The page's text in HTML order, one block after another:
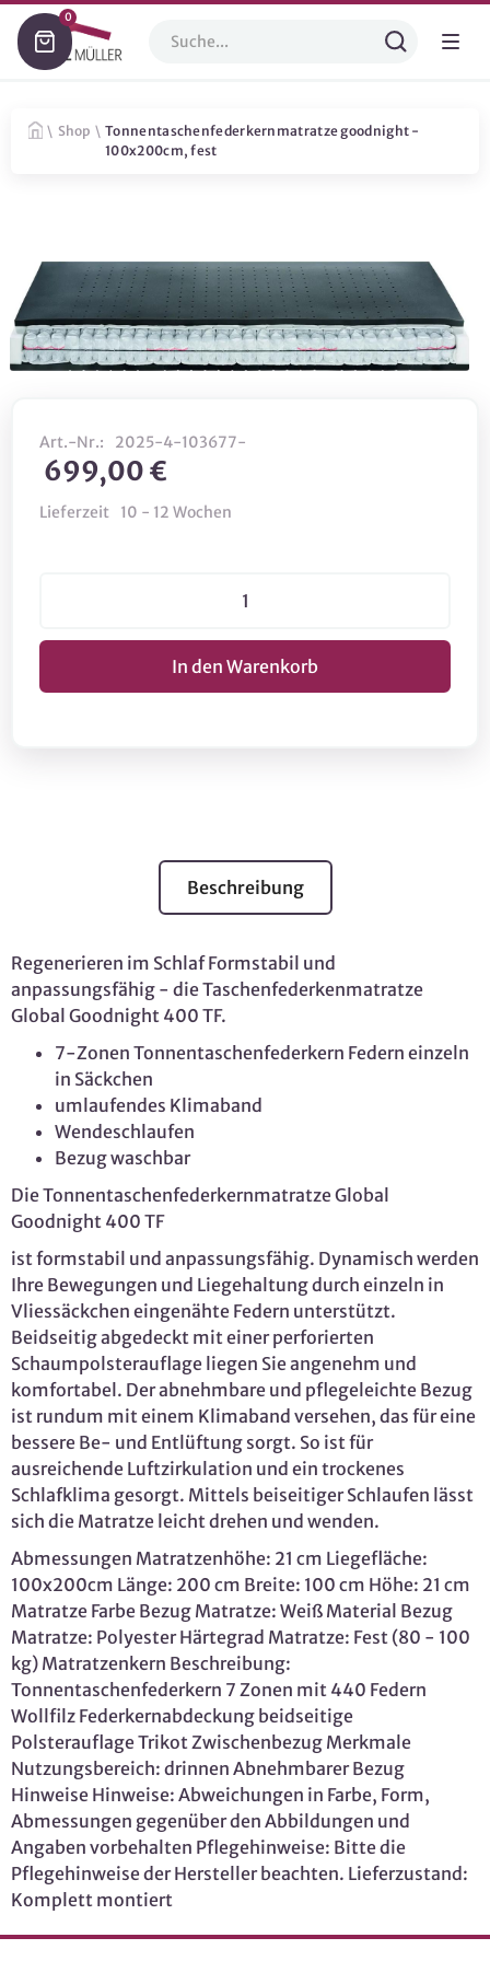
0
\ Shop \ Tonnentaschenfederkernmatratze goodnight -
100x200cm, fest
Art.-Nr.: 2025-4-103677-
699,00 €
Lieferzeit 10 - 12 Wochen
Beschreibung
Regenerieren im Schlaf Formstabil und
anpassungsfähig - die Taschenfederkenmatratze
Global Goodnight 400 TF.
7-Zonen Tonnentaschenfederkern Federn einzeln
in Säckchen
umlaufendes Klimaband
Wendeschlaufen
Bezug waschbar
Die Tonnentaschenfederkernmatratze Global
Goodnight 400 TF
ist formstabil und anpassungsfähig. Dynamisch werden
Ihre Bewegungen und Liegehaltung durch einzeln in
Vliessäckchen eingenähte Federn unterstützt.
Beidseitig abgedeckt mit einer perforierten
Schaumpolsterauflage liegen Sie angenehm und
komfortabel. Der abnehmbare und pflegeleichte Bezug
ist rundum mit einem Klimaband versehen, das für eine
bessere Be- und Entlüftung sorgt. So ist für
ausreichende Luftzirkulation und ein trockenes
Schlafklima gesorgt. Mittels beiseitiger Schlaufen lässt
sich die Matratze leicht drehen und wenden.
Abmessungen Matratzenhöhe: 21 cm Liegefläche:
100x200cm Länge: 200 cm Breite: 100 cm Höhe: 21 cm
Matratze Farbe Bezug Matratze: Weiß Material Bezug
Matratze: Polyester Härtegrad Matratze: Fest (80 - 100
kg) Matratzenkern Beschreibung:
Tonnentaschenfederkern 7 Zonen mit 440 Federn
Wollfilz Federkernabdeckung beidseitige
Polsterauflage Trikot Zwischenbezug Merkmale
Nutzungsbereich: drinnen Abnehmbarer Bezug
Hinweise Hinweise: Abweichungen in Farbe, Form,
Abmessungen gegenüber den Abbildungen und
Angaben vorbehalten Pflegehinweise: Bitte die
Pflegehinweise der Hersteller beachten. Lieferzustand:
Komplett montiert